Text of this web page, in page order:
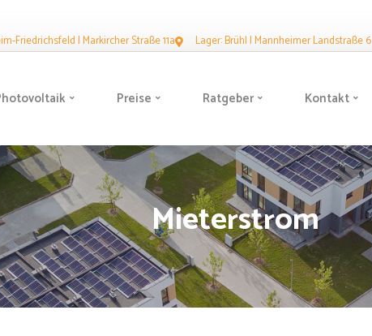
Friedrichsfeld | Markircher Straße 11a Lager: Brühl | Mannheimer Landstraße 6
Preise Ratgeber Kontakt
Mieterstrom